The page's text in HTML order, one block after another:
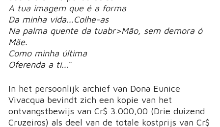
A tua imagem que é a forma
Da minha vida...Colhe-as
Na palma quente da tuabr>Mão, sem demora ó
Mãe.
Como minha última
Oferenda a ti...”
In het persoonlijk archief van Dona Eunice
Vivacqua bevindt zich een kopie van het
ontvangstbewijs van Cr$ 3.000,00 (Drie duizend
Cruzeiros) als deel van de totale kostprijs van Cr$